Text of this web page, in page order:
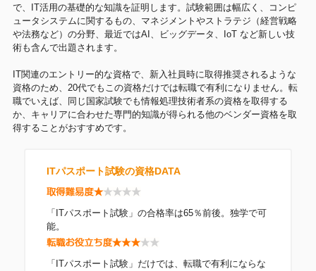
で、IT活用の基礎的な知識を証明します。試験範囲は幅広く、コンピ
ュータシステムに関するもの、マネジメントやストラテジ（経営戦略
や法務など）の分野、最近ではAI、ビッグデータ、IoT など新しい技
術も含んで出題されます。
IT関連のエントリー的な資格で、新入社員時に取得推奨されるような
資格のため、20代でもこの資格だけでは転職で有利になりません。転
職でいえば、同じ国家試験でも情報処理技術者系の資格を取得する
か、キャリアに合わせた専門的知識が得られる他のベンダー資格を取
得することがおすすめです。
ITパスポート試験の資格DATA
「ITパスポート試験」の合格率は65％前後。独学で可
能。
「ITパスポート試験」だけでは、転職で有利にならな